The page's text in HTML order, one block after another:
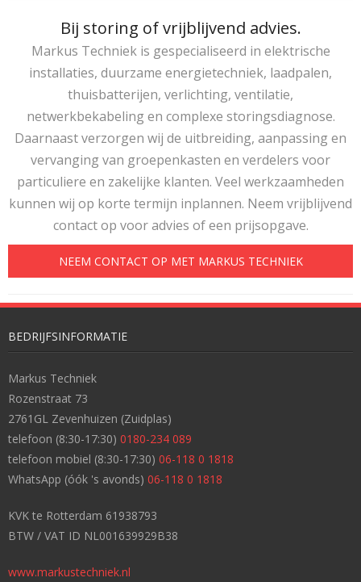
Bij storing of vrijblijvend advies.
Markus Techniek is gespecialiseerd in elektrische
installaties, duurzame energietechniek, laadpalen,
thuisbatterijen, verlichting, ventilatie,
netwerkbekabeling en complexe storingsdiagnose.
Daarnaast verzorgen wij de uitbreiding, aanpassing en
vervanging van groepenkasten en verdelers voor
particuliere en zakelijke klanten. Veel werkzaamheden
kunnen wij op korte termijn inplannen. Neem vrijblijvend
contact op voor advies of een prijsopgave.
NEEM CONTACT OP MET MARKUS TECHNIEK
BEDRIJFSINFORMATIE
Markus Techniek
Rozenstraat 73
2761GL Zevenhuizen (Zuidplas)
telefoon (8:30-17:30) 0180-234 089
telefoon mobiel (8:30-17:30) 06-118 0 1818
WhatsApp (óók 's avonds) 06-118 0 1818
KVK te Rotterdam 61938793
BTW / VAT ID NL001639929B38
www.markustechniek.nl